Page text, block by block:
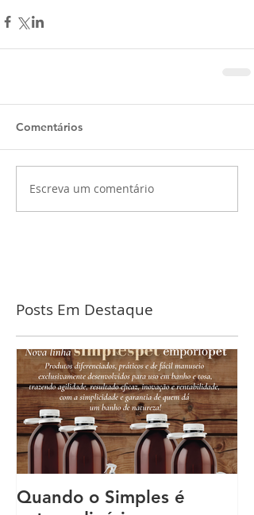
Comentários
Escreva um comentário
Posts Em Destaque
Quando o Simples é